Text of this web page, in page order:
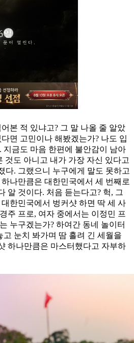
본 적 있냐고? 그 말 나올 줄 알았
면 고민이나 해봤겠는가? 나도 입
지금도 마음 한편에 불안감이 남아
것도 아니고 내가 가장 자신 있다고
다. 그랬으니 누구에게 말도 못하고
나만큼은 대한민국에서 세 번째로
알 것이다. 처음 듣는다고? 헉, 그
한민국에서 벙커샷 하면 딱 세 사
주 프로, 여자 중에서는 이정민 프
누구겠는가? 하여간 동네 놀이터
고 눈치 봐가며 땀 흘려 긴 세월을
하나만큼은 마스터했다고 자부하